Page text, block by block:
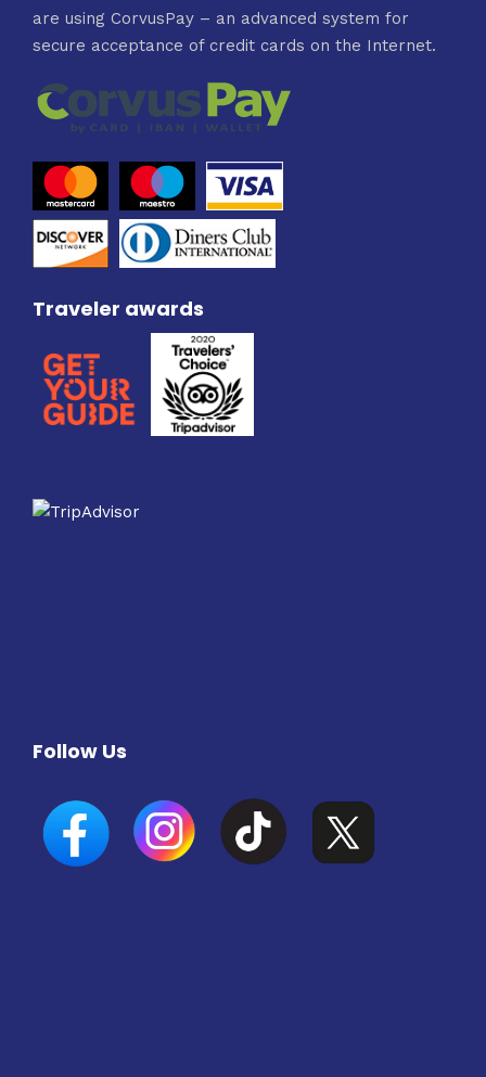
are using CorvusPay – an advanced system for
secure acceptance of credit cards on the Internet.
Traveler awards
Follow Us